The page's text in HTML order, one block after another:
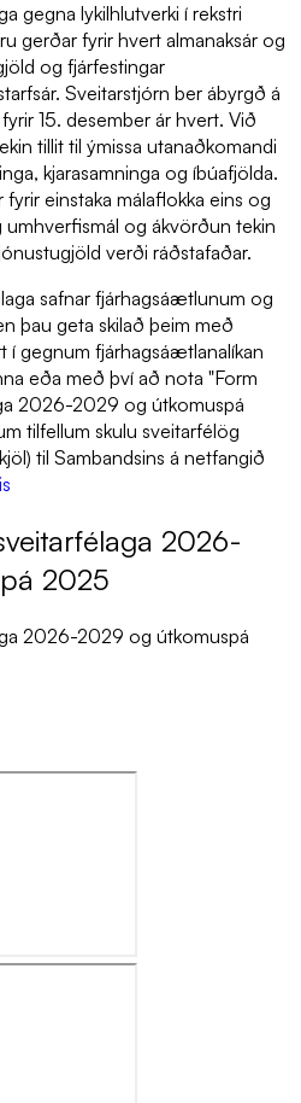
gegna lykilhlutverki í rekstri
gerðar fyrir hvert almanaksár og
og fjárfestingar
Sveitarstjórn ber ábyrgð á
15. desember ár hvert. Við
tillit til ýmissa utanaðkomandi
kjarasamninga og íbúafjölda.
einstaka málaflokka eins og
og ákvörðun tekin
verði ráðstafaðar.
safnar fjárhagsáætlunum og
þau geta skilað þeim með
gegnum fjárhagsáætlanalíkan
eða með því að nota "Form
2026-2029 og útkomuspá
tilfellum skulu sveitarfélög
til Sambandsins á netfangið
2026-
2025
2026-2029 og útkomuspá